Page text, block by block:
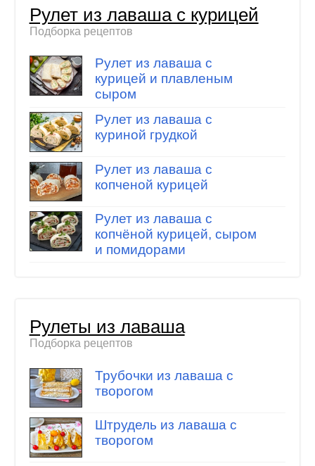
Рулет из лаваша с курицей
Подборка рецептов
Рулет из лаваша с
курицей и плавленым
сыром
Рулет из лаваша с
куриной грудкой
Рулет из лаваша с
копченой курицей
Рулет из лаваша с
копчёной курицей, сыром
и помидорами
Рулеты из лаваша
Подборка рецептов
Трубочки из лаваша с
творогом
Штрудель из лаваша с
творогом